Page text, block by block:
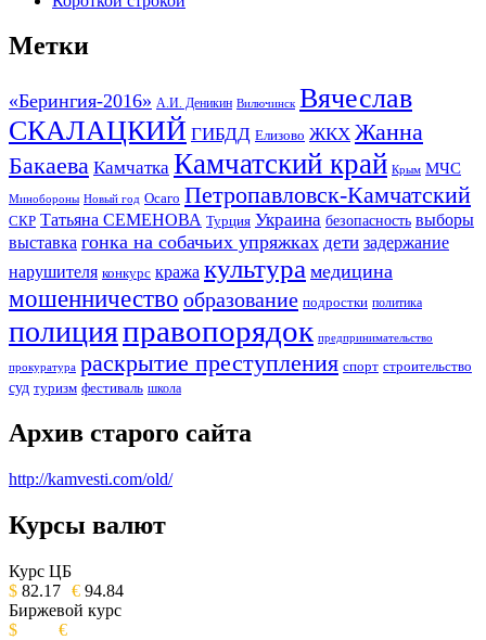
Метки
«Берингия-2016» А.И. Деникин Вилючинск Вячеслав
СКАЛАЦКИЙ ГИБДД Елизово ЖКХ Жанна
Бакаева Камчатка Камчатский край Крым МЧС
Минобороны Новый год Осаго Петропавловск-Камчатский
СКР Татьяна СЕМЕНОВА Турция Украина безопасность выборы
выставка гонка на собачьих упряжках дети задержание
нарушителя конкурс кража культура медицина
мошенничество образование подростки политика
полицияправопорядок предпринимательство
прокуратура раскрытие преступления спорт строительство
суд туризм фестиваль школа
Архив старого сайта
http://kamvesti.com/old/
ОБЩЕСТВЕННО-ПОЛИТИЧЕСКОЕ
ИЗДАНИЕ КАМЧАТСКОГО КРАЯ.
Курсы валют
Курс ЦБ
$ 82.17 € 94.84
Биржевой курс
$
€